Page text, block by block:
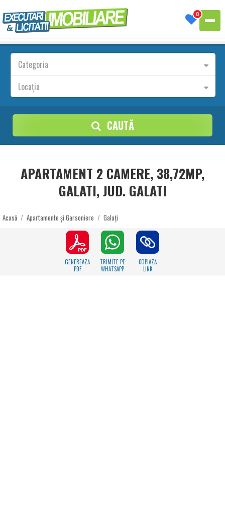
0
Categoria
Locația
CAUTĂ
APARTAMENT 2 CAMERE, 38,72MP,
GALATI, JUD. GALATI
Acasă / Apartamente și Garsoniere / Galați
GENEREAZĂ
PDF
TRIMITE PE
WHATSAPP
COPIAZĂ
LINK